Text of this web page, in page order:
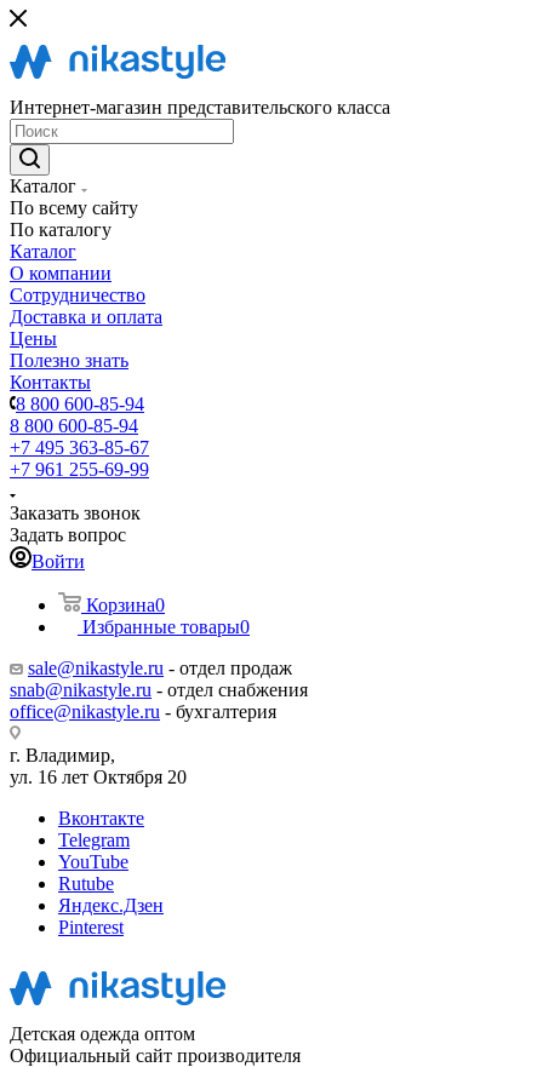
Интернет-магазин представительского класса
Каталог
По всему сайту
По каталогу
Каталог
О компании
Сотрудничество
Доставка и оплата
Цены
Полезно знать
Контакты
8 800 600-85-94
8 800 600-85-94
+7 495 363-85-67
+7 961 255-69-99
Заказать звонок
Задать вопрос
Войти
Корзина0
Избранные товары0
sale@nikastyle.ru - отдел продаж
snab@nikastyle.ru - отдел снабжения
office@nikastyle.ru - бухгалтерия
г. Владимир,
ул. 16 лет Октября 20
Вконтакте
Telegram
YouTube
Rutube
Яндекс.Дзен
Pinterest
Детская одежда оптом
Официальный сайт производителя